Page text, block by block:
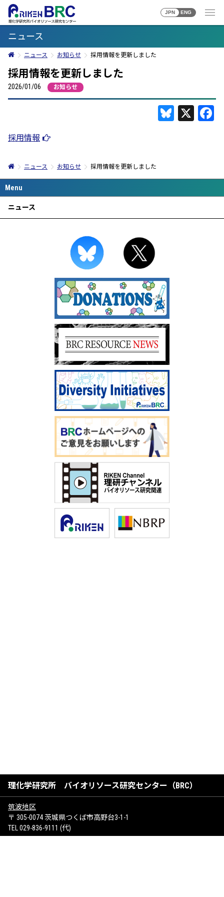
JPN ENG
ニュース
ニュース
ニュース お知らせ 採用情報を更新しました
採用情報を更新しました
2026/01/06 お知らせ
Bluesky
X
採用情報
ニュース お知らせ 採用情報を更新しました
理化学研究所 バイオリソース研究センター（BRC）
筑波地区
〒 305-0074 茨城県つくば市高野台3-1-1
TEL 029-836-9111 (代)